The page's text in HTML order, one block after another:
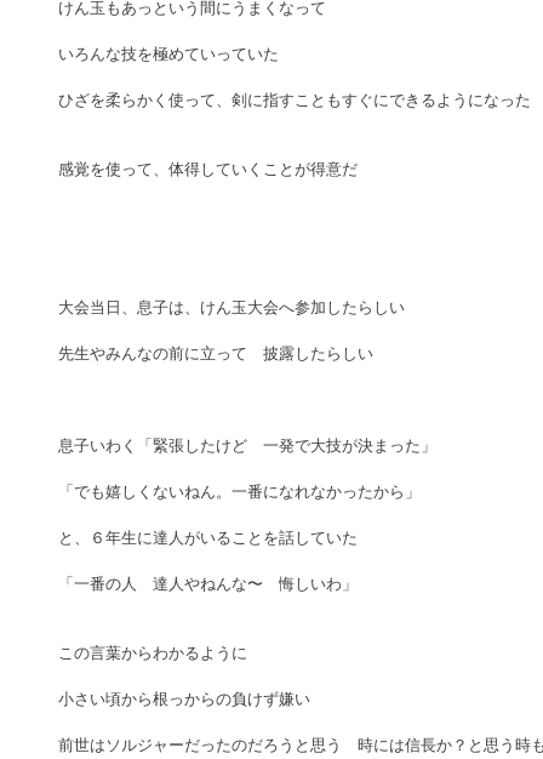
けん玉もあっという間にうまくなって
いろんな技を極めていっていた
ひざを柔らかく使って、剣に指すこともすぐにできるようになった
感覚を使って、体得していくことが得意だ
大会当日、息子は、けん玉大会へ参加したらしい
先生やみんなの前に立って　披露したらしい
息子いわく「緊張したけど　一発で大技が決まった」
「でも嬉しくないねん。一番になれなかったから」
と、６年生に達人がいることを話していた
「一番の人　達人やねんな〜　悔しいわ」
この言葉からわかるように
小さい頃から根っからの負けず嫌い
前世はソルジャーだったのだろうと思う　時には信長か？と思う時